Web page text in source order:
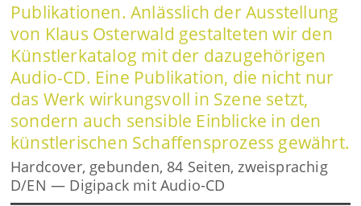
Publikationen. Anlässlich der Ausstellung
von Klaus Osterwald gestalteten wir den
Künstlerkatalog mit der dazugehörigen
Audio-CD. Eine Publikation, die nicht nur
das Werk wirkungsvoll in Szene setzt,
sondern auch sensible Einblicke in den
künstlerischen Schaffensprozess gewährt.
Hardcover, gebunden, 84 Seiten, zweisprachig
D/EN — Digipack mit Audio-CD